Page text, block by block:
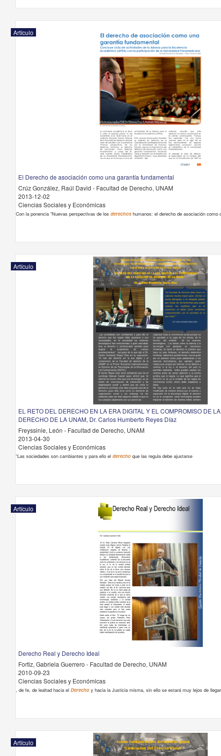
Artículo
El Derecho de asociación como una garantía fundamental
Crúz González, Raúl David - Facultad de Derecho, UNAM
2013-12-02
Ciencias Sociales y Económicas
Con la ponencia “Nuevas perspectivas de los derechoshumanos: el derecho de asociación como
Artículo
EL RETO DEL DERECHO EN LA ERA DIGITAL Y EL COMPROMISO DE
DERECHO DE LA UNAM, Dr. Carlos Humberto Reyes Díaz
Freyssinie, León - Facultad de Derecho, UNAM
2013-04-30
Ciencias Sociales y Económicas
“Las sociedades son cambiantes y para ello el derechoque las regula debe ajustarse
Artículo
Derecho Real y Derecho Ideal
Fortiz, Gabriela Guerrero - Facultad de Derecho, UNAM
2010-09-23
Ciencias Sociales y Económicas
, de fe, de lealtad hacia el Derechoy hacia la Justicia misma, sin ello se estará muy lejos de llegar
Artículo